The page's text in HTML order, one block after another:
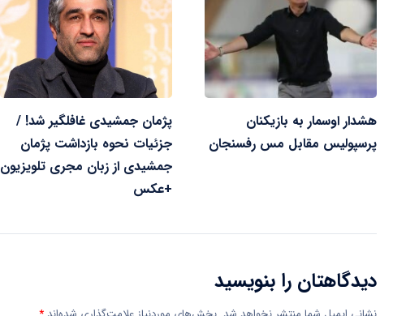
هشدار اوسمار به بازیکنان
پرسپولیس مقابل مس رفسنجان
پژمان جمشیدی غافلگیر شد! /
جزئیات نحوه بازداشت پژمان
جمشیدی از زبان مجری تلویزیون
+عکس
دیدگاهتان را بنویسید